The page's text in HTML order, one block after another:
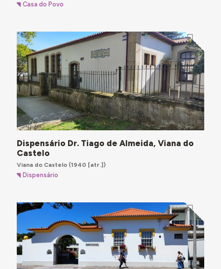
Casa do Povo
Dispensário Dr. Tiago de Almeida, Viana do
Castelo
Viana do Castelo(1940 [atr.])
Dispensário